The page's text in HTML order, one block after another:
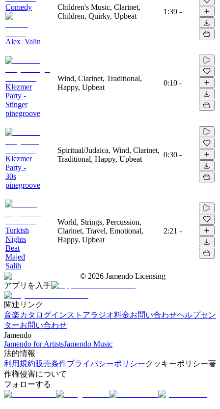
Comedy
Alex_Valin
Children's Music, Clarinet,
Children, Quirky, Upbeat
1:39 -
Klezmer
Party -
Stinger
pinegroove
Wind, Clarinet, Traditional,
Happy, Upbeat
0:10 -
Klezmer
Party -
30s
pinegroove
Spiritual/Judaica, Wind, Clarinet,
Traditional, Happy, Upbeat
0:30 -
Turkish
Nights
Beat
Majed
Salih
World, Strings, Percussion,
Clarinet, Travel, Emotional,
Happy, Upbeat
2:21 -
© 2026 Jamendo Licensing
アプリを入手
関連リンク
音楽カタログインストアラジオ料金お問い合わせヘルプセン
ターお問い合わせ
Jamendo
Jamendo for ArtistsJamendo Music
法的情報
利用規約販売条件プライバシーポリシークッキーポリシー著
作権侵害について
フォローする